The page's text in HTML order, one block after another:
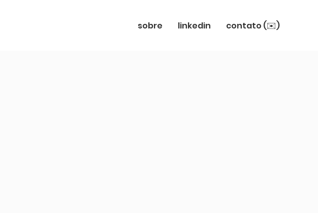
sobre linkedin contato (✉️)